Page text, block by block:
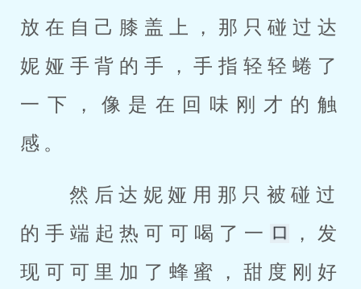
放在自己膝盖上，那只碰过达
妮娅手背的手，手指轻轻蜷了
一下，像是在回味刚才的触
感。
的手端起热可可喝了一
，发
现可可里加了蜂蜜，甜度刚好